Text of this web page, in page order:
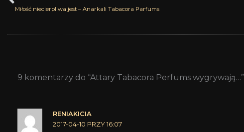
Miłość niecierpliwa jest – Anarkali Tabacora Parfums
9 komentarzy do “Attary Tabacora Perfums wygrywają…”
RENIAKICIA
2017-04-10 PRZY 16:07